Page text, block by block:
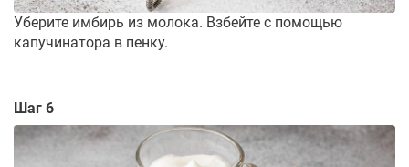
Уберите имбирь из молока. Взбейте с помощью
капучинатора в пенку.
Шаг 6